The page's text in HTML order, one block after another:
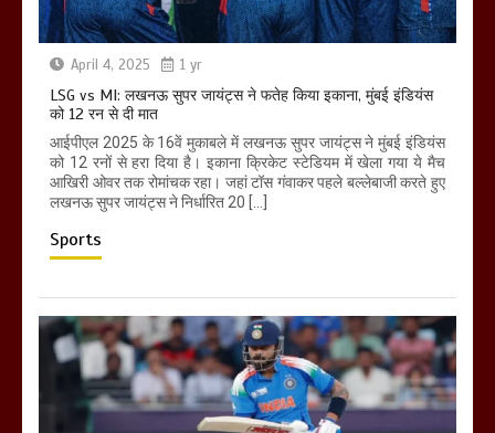
April 4, 2025 1 yr
LSG vs MI: लखनऊ सुपर जायंट्स ने फतेह किया इकाना, मुंबई इंडियंस
को 12 रन से दी मात
आईपीएल 2025 के 16वें मुकाबले में लखनऊ सुपर जायंट्स ने मुंबई इंडियंस
को 12 रनों से हरा दिया है। इकाना क्रिकेट स्टेडियम में खेला गया ये मैच
आखिरी ओवर तक रोमांचक रहा। जहां टॉस गंवाकर पहले बल्लेबाजी करते हुए
लखनऊ सुपर जायंट्स ने निर्धारित 20 […]
Sports